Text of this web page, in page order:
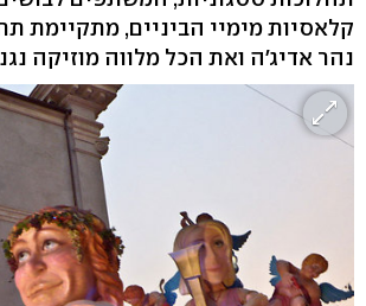
קלאסיות מימיי הביניים, מתקיימת
נהר אדיג'ה ואת הכל מלווה מוזיקה